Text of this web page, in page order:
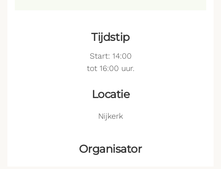
Tijdstip
Start: 14:00
tot 16:00 uur.
Locatie
Nijkerk
Organisator